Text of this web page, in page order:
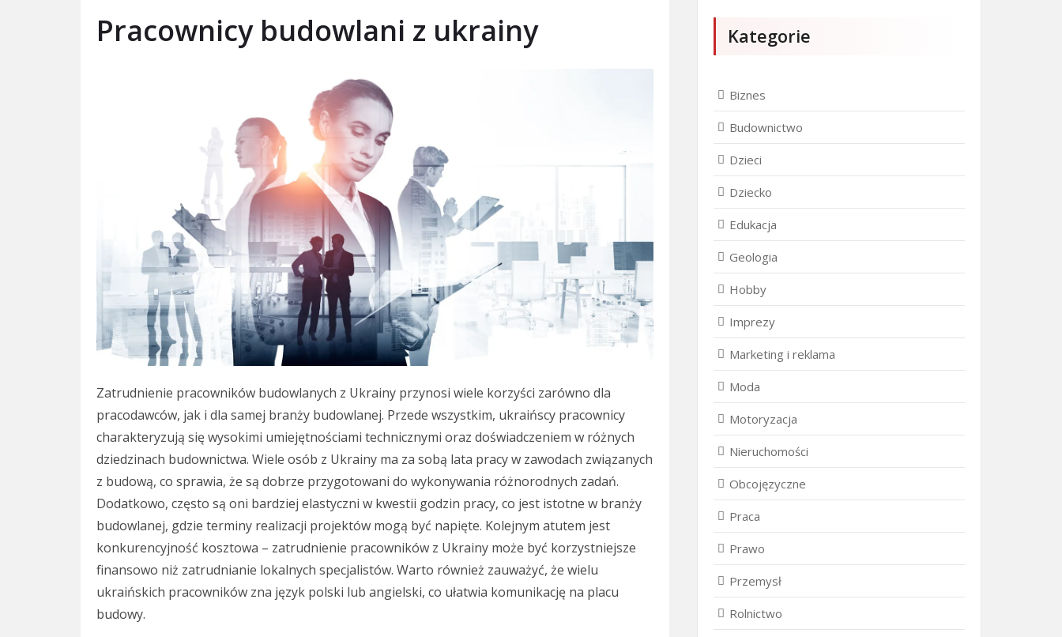
Pracownicy budowlani z ukrainy
Zatrudnienie pracowników budowlanych z Ukrainy przynosi wiele korzyści zarówno dla
pracodawców, jak i dla samej branży budowlanej. Przede wszystkim, ukraińscy pracownicy
charakteryzują się wysokimi umiejętnościami technicznymi oraz doświadczeniem w różnych
dziedzinach budownictwa. Wiele osób z Ukrainy ma za sobą lata pracy w zawodach związanych
z budową, co sprawia, że są dobrze przygotowani do wykonywania różnorodnych zadań.
Dodatkowo, często są oni bardziej elastyczni w kwestii godzin pracy, co jest istotne w branży
budowlanej, gdzie terminy realizacji projektów mogą być napięte. Kolejnym atutem jest
konkurencyjność kosztowa – zatrudnienie pracowników z Ukrainy może być korzystniejsze
finansowo niż zatrudnianie lokalnych specjalistów. Warto również zauważyć, że wielu
ukraińskich pracowników zna język polski lub angielski, co ułatwia komunikację na placu
budowy.
Kategorie
Biznes
Budownictwo
Dzieci
Dziecko
Edukacja
Geologia
Hobby
Imprezy
Marketing i reklama
Moda
Motoryzacja
Nieruchomości
Obcojęzyczne
Praca
Prawo
Przemysł
Rolnictwo